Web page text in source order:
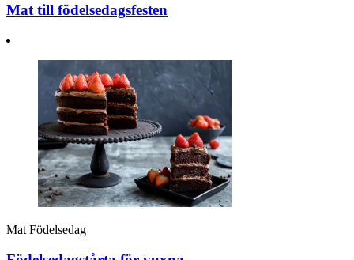
Mat till födelsedagsfesten
Mat Födelsedag